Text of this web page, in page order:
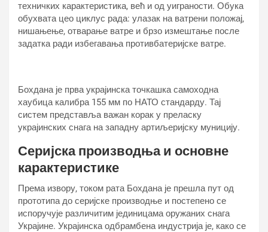
техничких карактеристика, већ и од уиграности. Обука
обухвата цео циклус рада: улазак на ватрени положај,
нишањење, отварање ватре и брзо измештање после
задатка ради избегавања противбатеријске ватре.
Бохдана је прва украјинска точкашка самоходна
хаубица калибра 155 мм по НАТО стандарду. Тај
систем представља важан корак у преласку
украјинских снага на западну артиљеријску муницију.
Серијска производња и основне
карактеристике
Према извору, током рата Бохдана је прешла пут од
прототипа до серијске производње и постепено се
испоручује различитим јединицама оружаних снага
Украјине. Украјинска одбрамбена индустрија је, како се